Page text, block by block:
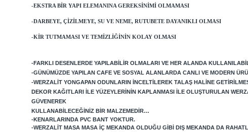
-EKSTRA BIR YAPI ELEMANINA GEREKSINIMI OLMAMASI
-DARBEYE, ÇIZILMEYE, SU VE NEME, RUTUBETE DAYANIKLI OLMASI
-KIR TUTMAMASI VE TEMIZLIĞININ KOLAY OLMASI
-FARKLI DESENLERDE YAPILABILIR OLMALARI VE HER ALANDA
-GÜNÜMÜZDE YAPILAN CAFE VE SOSYAL ALANLARDA CANLI VE MODERN
-WERZALIT YONGAPAN ODUNLARIN INCELTILEREK TALAŞ HALINE
DEKOR KAĞITLARI ILE YÜZEYLERININ KAPLANMASI ILE OLUŞTURULAN
GÜVENEREK
KULLANABILECEĞINIZ BIR MALZEMEDIR…
-KENARLARINDA PVC BANT YOKTUR.
-WERZALIT MASA MASA IÇ MEKANDA OLDUĞU GIBI DIŞ MEKANDA DA